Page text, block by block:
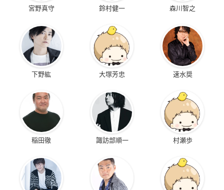
宮野真守 鈴村健一 森川智之
下野紘 大塚芳忠 速水奨
稲田徹 諏訪部順一 村瀬歩